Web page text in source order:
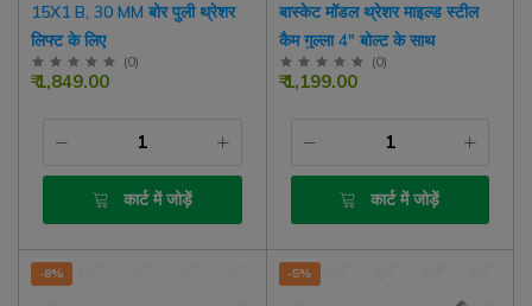
15X1 B, 30 MM बोर पुली थ्रेशर
लिफ्ट के लिए
(0)
₹ 1,849.00
कार्ट में जोड़ें
बास्केट मॉडल थ्रेशर माइल्ड स्टील
कैम गुल्ला 4" बोल्ट के साथ
(0)
₹ 1,199.00
कार्ट में जोड़ें
-8% -5%